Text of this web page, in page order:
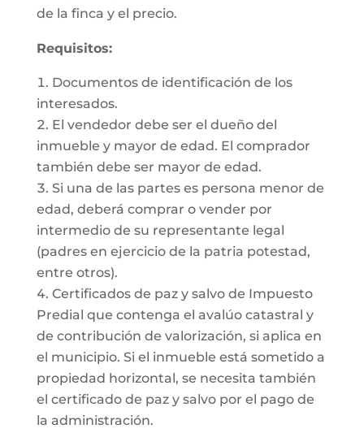
de la finca y el precio.
Requisitos:
Documentos de identificación de los
interesados.
El vendedor debe ser el dueño del
inmueble y mayor de edad. El comprador
también debe ser mayor de edad.
Si una de las partes es persona menor de
edad, deberá comprar o vender por
intermedio de su representante legal
(padres en ejercicio de la patria potestad,
entre otros).
Certificados de paz y salvo de Impuesto
Predial que contenga el avalúo catastral y
de contribución de valorización, si aplica en
el municipio. Si el inmueble está sometido a
propiedad horizontal, se necesita también
el certificado de paz y salvo por el pago de
la administración.